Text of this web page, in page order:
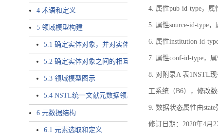
4 术语和定义
5 领域模型构建
5.1 确定实体对象，并对实体对象命名
5.2 确定实体对象之间的相互关系，定义实体对象之间的
5.3 领域模型图示
5.4 NSTL统一文献元数据领域模型的验证
6 元数据结构
6.1 元素选取和定义
4. 属性pub-id-type，属
5. 属性source-id-type
6. 属性institution-id-
7. 属性conf-id-type，
8. 对附录A 表1NSTL
工系统（B6），修改
9. 数据状态属性由state
修订日期：2020年4月